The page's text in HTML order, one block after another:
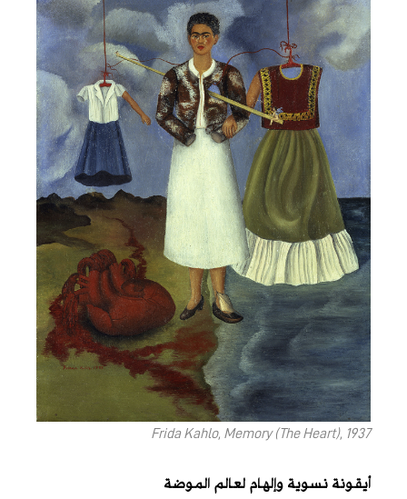
Frida Kahlo, Memory (The Heart), 1937
أيقونة نسوية وإلهام لعالم الموضة